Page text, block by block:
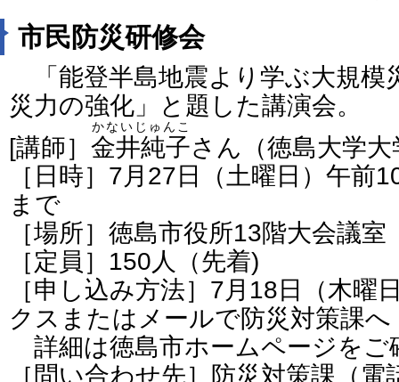
市民防災研修会
「能登半島地震より学ぶ大規模
災力の強化」と題した講演会。
[講師］ 金井純子
かないじゅんこ
さん（徳島大学
［日時］7月27日（土曜日）午前
まで
［場所］徳島市役所13階大会議室
［定員］150人（先着)
［申し込み方法］7月18日（木曜
クスまたはメールで防災対策課へ
詳細は徳島市ホームページをご
［問い合わせ先］防災対策課（